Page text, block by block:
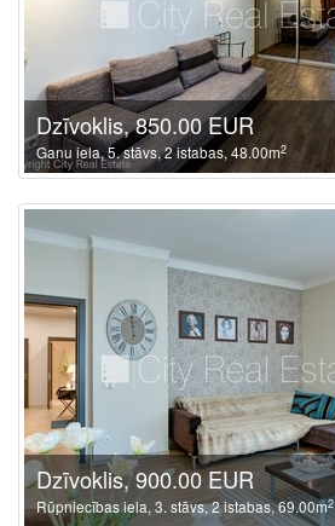
Dzīvoklis, 850.00 EUR
Ganu iela, 5. stāvs, 2 istabas, 48.00m2
Dzīvoklis, 900.00 EUR
Rūpniecības iela, 3. stāvs, 2 istabas, 69.00m2